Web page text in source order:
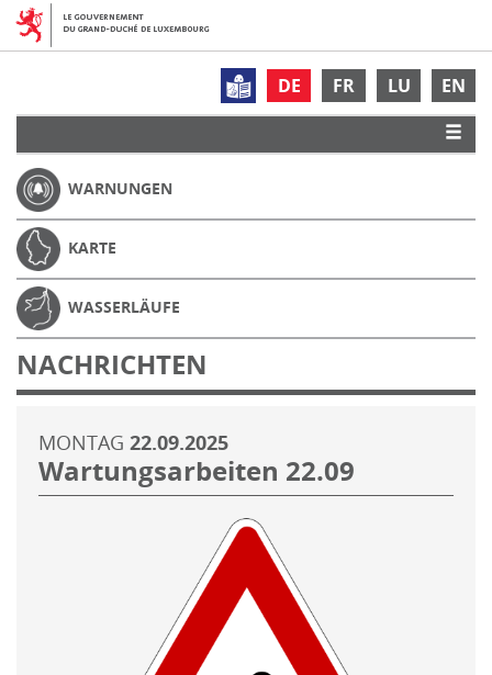
DE FR LU EN
WARNUNGEN
KARTE
WASSERLÄUFE
NACHRICHTEN
MONTAG 22.09.2025
Wartungsarbeiten 22.09